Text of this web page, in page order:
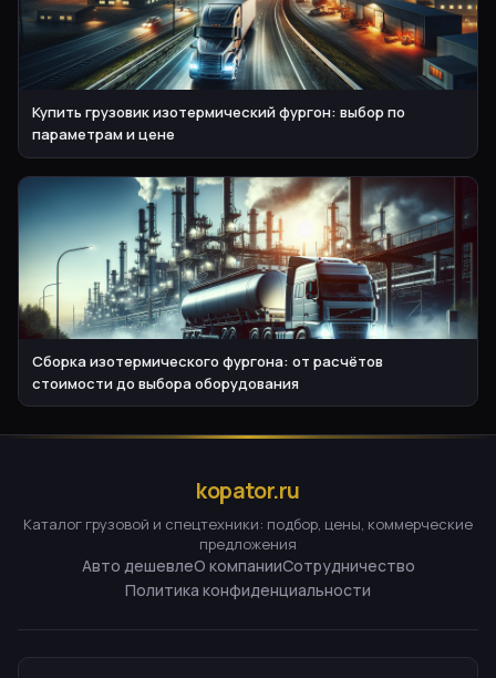
Купить грузовик изотермический фургон: выбор по
параметрам и цене
Сборка изотермического фургона: от расчётов
стоимости до выбора оборудования
kopator.ru
Каталог грузовой и спецтехники: подбор, цены, коммерческие
предложения
Авто дешевлеО компанииСотрудничество
Политика конфиденциальности